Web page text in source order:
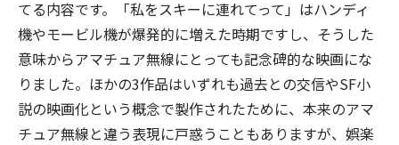
てる内容です。「私をスキーに連れてって」はハンディ
機やモービル機が爆発的に増えた時期ですし、そうした
意味からアマチュア無線にとっても記念碑的な映画にな
りました。ほかの3作品はいずれも過去との交信やSF小
説の映画化という概念で製作されたために、本来のアマ
チュア無線と違う表現に戸惑うこともありますが、娯楽